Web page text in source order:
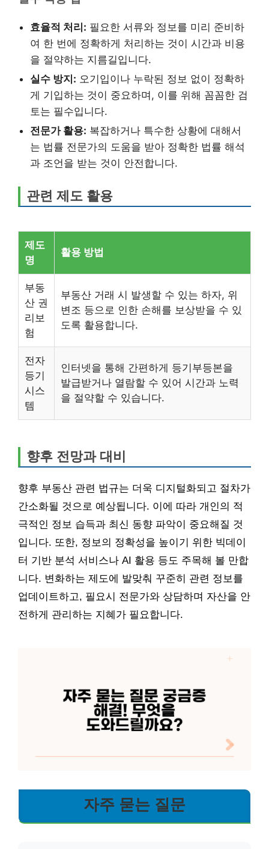
효율적 처리: 필요한 서류와 정보를 미리 준비하
여 한 번에 정확하게 처리하는 것이 시간과 비용
을 절약하는 지름길입니다.
실수 방지: 오기입이나 누락된 정보 없이 정확하
게 기입하는 것이 중요하며, 이를 위해 꼼꼼한 검
토는 필수입니다.
전문가 활용: 복잡하거나 특수한 상황에 대해서
는 법률 전문가의 도움을 받아 정확한 법률 해석
과 조언을 받는 것이 안전합니다.
관련 제도 활용
제도
명
활용 방법
부동
산 권
리보
험
부동산 거래 시 발생할 수 있는 하자, 위
변조 등으로 인한 손해를 보상받을 수 있
도록 활용합니다.
전자
등기
시스
템
인터넷을 통해 간편하게 등기부등본을
발급받거나 열람할 수 있어 시간과 노력
을 절약할 수 있습니다.
향후 전망과 대비
향후 부동산 관련 법규는 더욱 디지털화되고 절차가
간소화될 것으로 예상됩니다. 이에 따라 개인의 적
극적인 정보 습득과 최신 동향 파악이 중요해질 것
입니다. 또한, 정보의 정확성을 높이기 위한 빅데이
터 기반 분석 서비스나 AI 활용 등도 주목해 볼 만합
니다. 변화하는 제도에 발맞춰 꾸준히 관련 정보를
업데이트하고, 필요시 전문가와 상담하며 자산을 안
전하게 관리하는 지혜가 필요합니다.
자주 묻는 질문